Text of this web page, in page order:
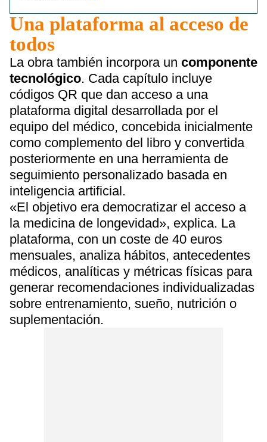
Una plataforma al acceso de
todos
La obra también incorpora un componente
tecnológico. Cada capítulo incluye
códigos QR que dan acceso a una
plataforma digital desarrollada por el
equipo del médico, concebida inicialmente
como complemento del libro y convertida
posteriormente en una herramienta de
seguimiento personalizado basada en
inteligencia artificial.
«El objetivo era democratizar el acceso a
la medicina de longevidad», explica. La
plataforma, con un coste de 40 euros
mensuales, analiza hábitos, antecedentes
médicos, analíticas y métricas físicas para
generar recomendaciones individualizadas
sobre entrenamiento, sueño, nutrición o
suplementación.